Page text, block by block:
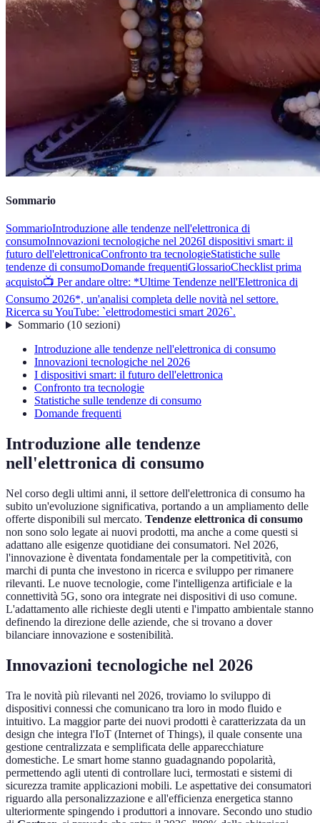
Sommario
SommarioIntroduzione alle tendenze nell'elettronica di
consumoInnovazioni tecnologiche nel 2026I dispositivi smart: il
futuro dell'elettronicaConfronto tra tecnologieStatistiche sulle
tendenze di consumoDomande frequentiGlossarioChecklist prima
acquisto📺 Per andare oltre: *Ultime Tendenze nell'Elettronica di
Consumo 2026*, un'analisi completa delle novità nel settore.
Ricerca su YouTube: `elettrodomestici smart 2026`.
Sommario(10 sezioni)
Introduzione alle tendenze nell'elettronica di consumo
Innovazioni tecnologiche nel 2026
I dispositivi smart: il futuro dell'elettronica
Confronto tra tecnologie
Statistiche sulle tendenze di consumo
Domande frequenti
Introduzione alle tendenze
nell'elettronica di consumo
Nel corso degli ultimi anni, il settore dell'elettronica di consumo ha
subito un'evoluzione significativa, portando a un ampliamento delle
offerte disponibili sul mercato. Tendenze elettronica di consumo
non sono solo legate ai nuovi prodotti, ma anche a come questi si
adattano alle esigenze quotidiane dei consumatori. Nel 2026,
l'innovazione è diventata fondamentale per la competitività, con
marchi di punta che investono in ricerca e sviluppo per rimanere
rilevanti. Le nuove tecnologie, come l'intelligenza artificiale e la
connettività 5G, sono ora integrate nei dispositivi di uso comune.
L'adattamento alle richieste degli utenti e l'impatto ambientale stanno
definendo la direzione delle aziende, che si trovano a dover
bilanciare innovazione e sostenibilità.
Innovazioni tecnologiche nel 2026
Tra le novità più rilevanti nel 2026, troviamo lo sviluppo di
dispositivi connessi che comunicano tra loro in modo fluido e
intuitivo. La maggior parte dei nuovi prodotti è caratterizzata da un
design che integra l'IoT (Internet of Things), il quale consente una
gestione centralizzata e semplificata delle apparecchiature
domestiche. Le smart home stanno guadagnando popolarità,
permettendo agli utenti di controllare luci, termostati e sistemi di
sicurezza tramite applicazioni mobili. Le aspettative dei consumatori
riguardo alla personalizzazione e all'efficienza energetica stanno
ulteriormente spingendo i produttori a innovare. Secondo uno studio